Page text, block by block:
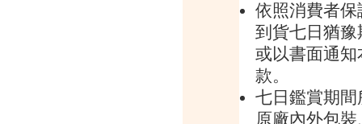
依照消費者
到貨七日猶
或以書面通
款。
七日鑑賞期
原廠內外包